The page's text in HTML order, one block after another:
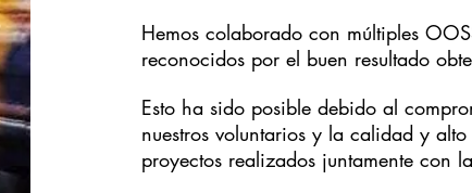
Hemos colaborado con múltiples
reconocidos por el buen resultado
Esto ha sido posible debido al
nuestros voluntarios y la calidad y
proyectos realizados juntamente con